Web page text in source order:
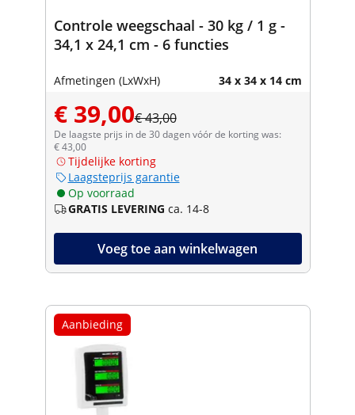
Controle weegschaal - 30 kg / 1 g -
34,1 x 24,1 cm - 6 functies
Afmetingen (LxWxH) 34 x 34 x 14 cm
€ 39,00€ 43,00
De laagste prijs in de 30 dagen vóór de korting was:
€ 43,00
Tijdelijke korting
Laagsteprijs garantie
Op voorraad
GRATIS LEVERING ca. 14-8
Voeg toe aan winkelwagen
Aanbieding